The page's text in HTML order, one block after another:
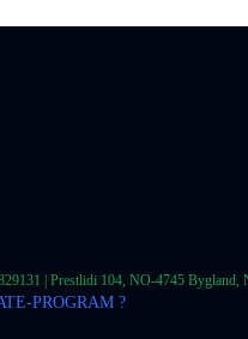
| Prestlidi 104, NO-4745
PROGRAM ?